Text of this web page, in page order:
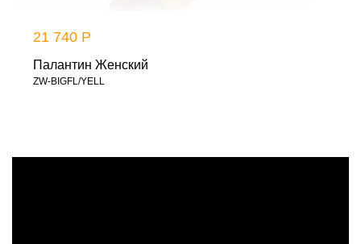
21 740 Р
Палантин Женский
ZW-BIGFL/YELL